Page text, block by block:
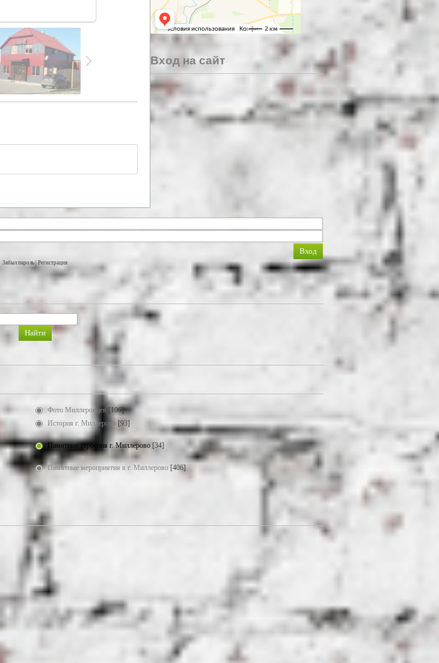
Вход на сайт
Забыл пароль|Регистрация
Фото Миллеровцев [106]
История г. Миллерово [93]
Памятные строения г. Миллерово [34]
Памятные мероприятия в г. Миллерово [406]